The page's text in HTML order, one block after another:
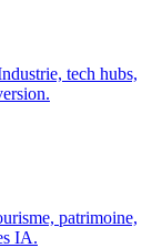
tech hubs,
patrimoine,
IA.